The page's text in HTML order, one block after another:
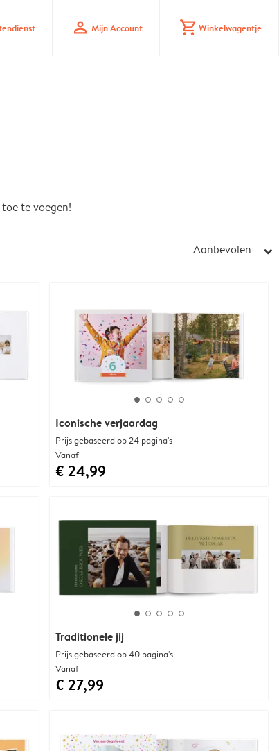
profile Mijn Account shopping_cart Winkelwagentje
te voegen!
Aanbevolen arrow_right
Iconische verjaardag
Prijs gebaseerd op 24 pagina's
Vanaf
€ 24,99
Traditionele jij
Prijs gebaseerd op 40 pagina's
Vanaf
€ 27,99